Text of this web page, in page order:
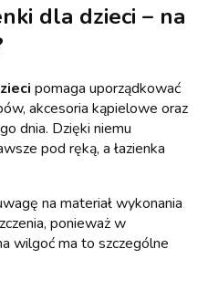
dla dzieci – na
pomaga uporządkować
akcesoria kąpielowe oraz
dnia. Dzięki niemu
pod ręką, a łazienka
na materiał wykonania
ponieważ w
wilgoć ma to szczególne